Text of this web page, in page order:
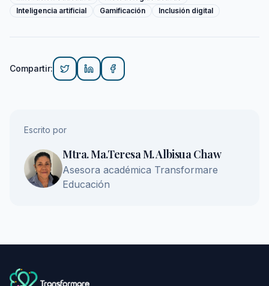
Inteligencia artificial
Gamificación Inclusión digital
Compartir:
Escrito por
Mtra. Ma.Teresa M. Albisua Chaw
Asesora académica Transformare
Educación